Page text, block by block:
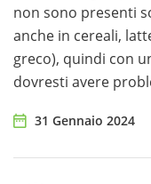
non sono presenti
anche in cereali,
greco), quindi con
dovresti avere
31 Gennaio 2024